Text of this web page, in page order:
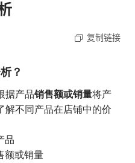
复制链接
？
据产品销售额或销量将产
解不同产品在店铺中的价
品
额或销量